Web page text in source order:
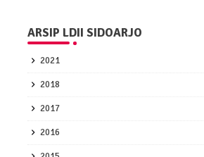
ARSIP LDII SIDOARJO
2021
2018
2017
2016